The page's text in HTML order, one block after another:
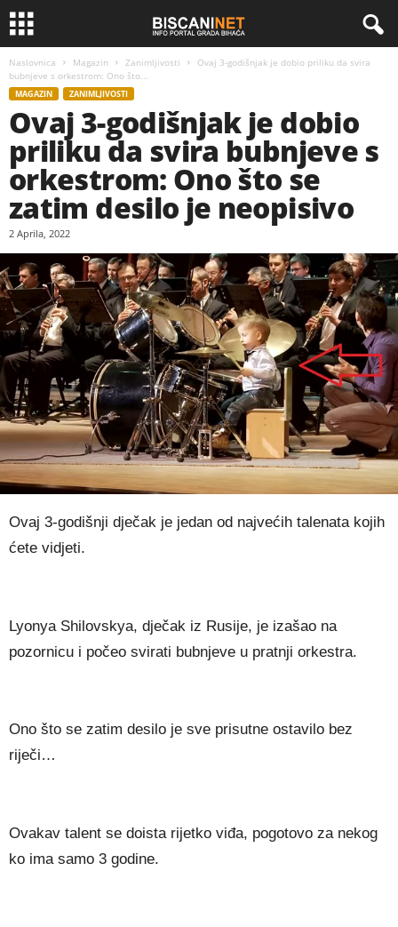
Naslovnica Magazin Zanimljivosti
Ovaj 3-godišnjak je dobio priliku da svira
bubnjeve s orkestrom: Ono što...
MAGAZIN ZANIMLJIVOSTI
Ovaj 3-godišnjak je dobio
priliku da svira bubnjeve s
orkestrom: Ono što se
zatim desilo je neopisivo
2 Aprila, 2022
Ovaj 3-godišnji dječak je jedan od najvećih talenata kojih
ćete vidjeti.
Lyonya Shilovskya, dječak iz Rusije, je izašao na
pozornicu i počeo svirati bubnjeve u pratnji orkestra.
Ono što se zatim desilo je sve prisutne ostavilo bez
riječi…
Ovakav talent se doista rijetko viđa, pogotovo za nekog
ko ima samo 3 godine.